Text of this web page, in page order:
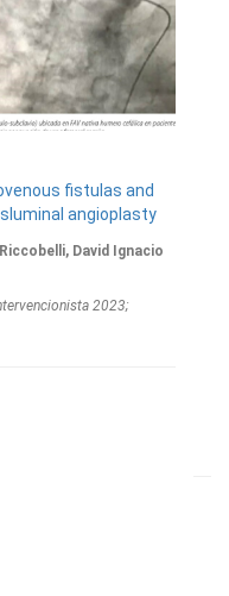
fistulas and
angioplasty
David Ignacio
2023;